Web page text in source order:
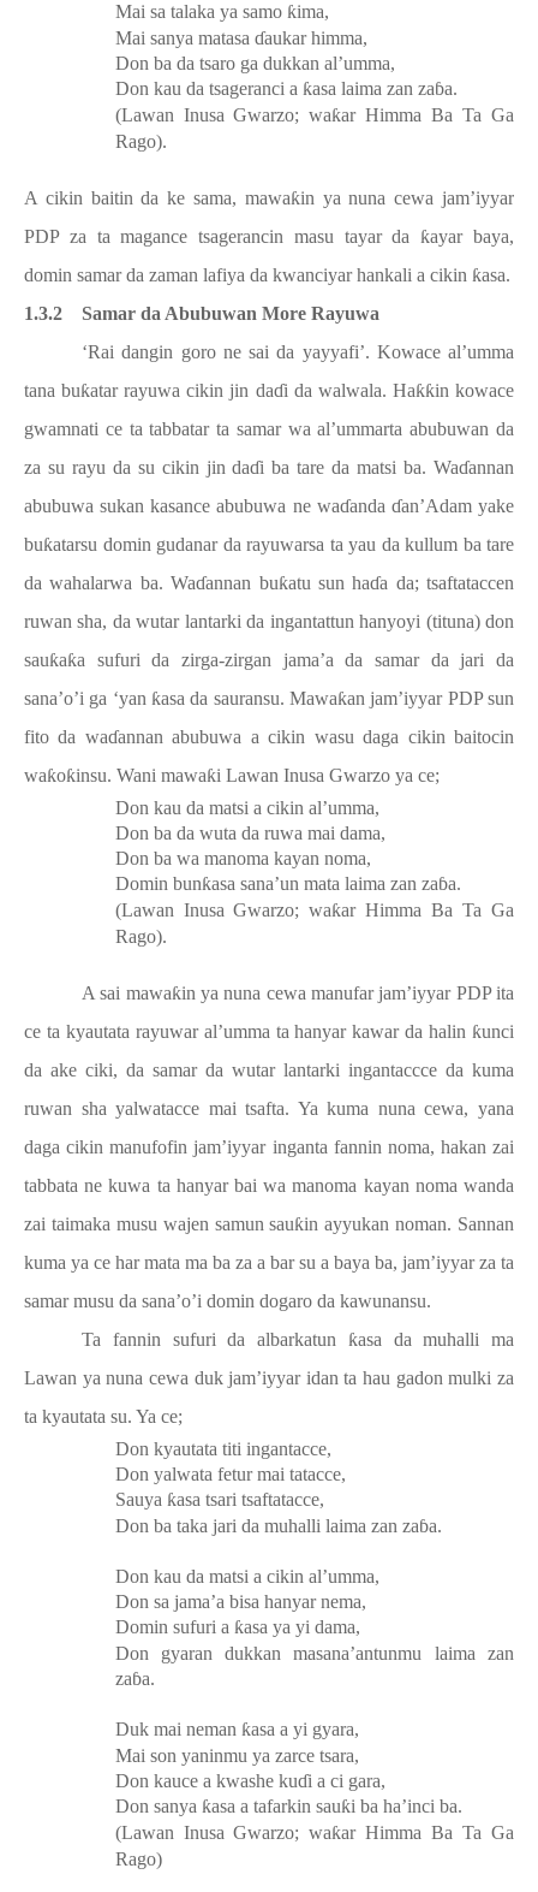
Mai sa talaka ya samo ƙima,
Mai sanya matasa ɗaukar himma,
Don ba da tsaro ga dukkan al’umma,
Don kau da tsageranci a ƙasa laima zan zaɓa.
(Lawan Inusa Gwarzo; waƙar Himma Ba Ta Ga
Rago).
A cikin baitin da ke sama, mawaƙin ya nuna cewa jam’iyyar
PDP za ta magance tsagerancin masu tayar daƙayar baya,
domin samar da zaman lafiya da kwanciyar hankali a cikin ƙasa.
1.3.2
Samar da Abubuwan More Rayuwa
‘Rai dangin goro ne sai da yayyafi’. Kowace al’umma
tana buƙatar rayuwa cikin jin daɗi da walwala. Haƙƙin kowace
gwamnati ce ta tabbatar ta samar wa al’ummarta abubuwan da
za su rayu da su cikin jin daɗi ba tare da matsi ba. Waɗannan
abubuwa sukan kasance abubuwa ne waɗanda ɗan’Adam yake
buƙatarsu domin gudanar da rayuwarsa ta yau da kullum ba tare
da wahalarwa ba. Waɗannan buƙatu sun haɗa da; tsaftataccen
ruwan sha, da wutar lantarki da ingantattun hanyoyi (tituna) don
sauƙaƙa sufuri da zirga-zirgan jama’a da samar da jari da
sana’o’i ga ‘yan ƙasa da sauransu. Mawaƙan jam’iyyar PDP sun
fito da waɗannan abubuwa a cikin wasu daga cikin baitocin
waƙoƙinsu. Wani mawaƙi Lawan Inusa Gwarzo ya ce;
Don kau da matsi a cikin al’umma,
Don ba da wuta da ruwa mai dama,
Don ba wa manoma kayan noma,
Domin bunƙasa sana’un mata laima zan zaɓa.
(Lawan Inusa Gwarzo; waƙar Himma Ba Ta Ga
Rago).
A sai mawaƙin ya nuna cewa manufar jam’iyyar PDP ita
ce ta kyautata rayuwar al’umma ta hanyar kawar da halin ƙunci
da ake ciki, da samar da wutar lantarki ingantaccce da kuma
ruwan sha yalwatacce mai tsafta. Ya kuma nuna cewa, yana
daga cikin manufofin jam’iyyar inganta fannin noma, hakan zai
tabbata ne kuwa ta hanyar bai wa manoma kayan noma wanda
zai taimaka musu wajen samun sauƙin ayyukan noman. Sannan
kuma ya ce har mata ma ba za a bar su a baya ba, jam’iyyar za ta
samar musu da sana’o’i domin dogaro da kawunansu.
Ta fannin sufuri da albarkatun ƙasa da muhalli ma
Lawan ya nuna cewa duk jam’iyyar idan ta hau gadon mulki za
ta kyautata su. Ya ce;
Don kyautata titi ingantacce,
Don yalwata fetur mai tatacce,
Sauya ƙasa tsari tsaftatacce,
Don ba taka jari da muhalli laima zan zaɓa.
Don kau da matsi a cikin al’umma,
Don sa jama’a bisa hanyar nema,
Domin sufuri a ƙasa ya yi dama,
Don gyaran dukkan masana’antunmu laima zan
zaɓa.
Duk mai neman ƙasa a yi gyara,
Mai son yaninmu ya zarce tsara,
Don kauce a kwashe kuɗi a ci gara,
Don sanya ƙasa a tafarkin sauƙi ba ha’inci ba.
(Lawan Inusa Gwarzo; waƙar Himma Ba Ta Ga
Rago)